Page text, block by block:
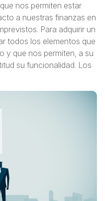
nos permiten estar
a nuestras finanzas en
Para adquirir un
todos los elementos que
y que nos permiten, a su
su funcionalidad. Los